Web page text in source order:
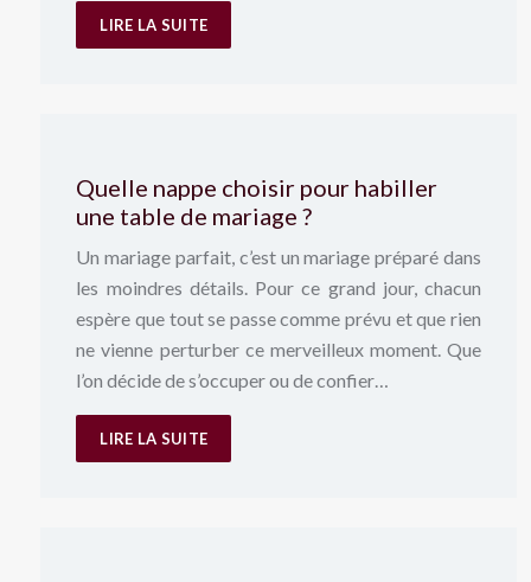
LIRE LA SUITE
Quelle nappe choisir pour habiller
une table de mariage ?
Un mariage parfait, c’est un mariage préparé dans
les moindres détails. Pour ce grand jour, chacun
espère que tout se passe comme prévu et que rien
ne vienne perturber ce merveilleux moment. Que
l’on décide de s’occuper ou de confier…
LIRE LA SUITE